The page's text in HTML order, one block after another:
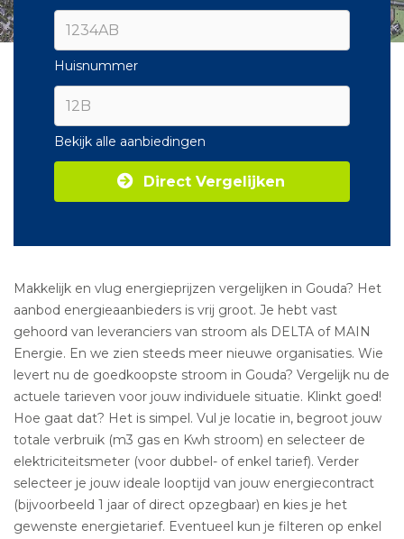
Huisnummer
Bekijk alle aanbiedingen
Direct Vergelijken
Makkelijk en vlug energieprijzen vergelijken in Gouda? Het
aanbod energieaanbieders is vrij groot. Je hebt vast
gehoord van leveranciers van stroom als DELTA of MAIN
Energie. En we zien steeds meer nieuwe organisaties. Wie
levert nu de goedkoopste stroom in Gouda? Vergelijk nu de
actuele tarieven voor jouw individuele situatie. Klinkt goed!
Hoe gaat dat? Het is simpel. Vul je locatie in, begroot jouw
totale verbruik (m3 gas en Kwh stroom) en selecteer de
elektriciteitsmeter (voor dubbel- of enkel tarief). Verder
selecteer je jouw ideale looptijd van jouw energiecontract
(bijvoorbeeld 1 jaar of direct opzegbaar) en kies je het
gewenste energietarief. Eventueel kun je filteren op enkel